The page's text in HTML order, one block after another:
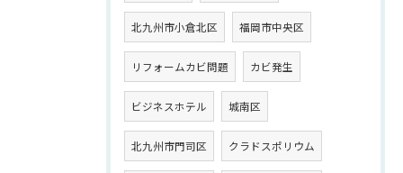
北九州市小倉北区 福岡市中央区
リフォームカビ問題 カビ発生
ビジネスホテル 城南区
北九州市門司区 クラドスポリウム